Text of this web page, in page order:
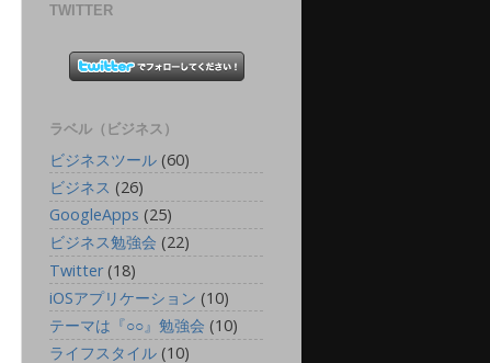
TWITTER
ラベル（ビジネス）
ビジネスツール (60)
ビジネス (26)
GoogleApps (25)
ビジネス勉強会 (22)
Twitter (18)
iOSアプリケーション (10)
テーマは『○○』勉強会 (10)
ライフスタイル (10)